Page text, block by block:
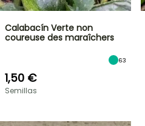
Calabacín Verte non
coureuse des maraîchers
63
1,50 €
Semillas